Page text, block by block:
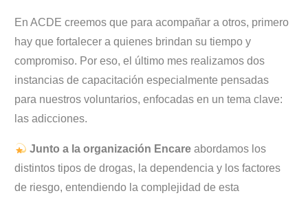
En ACDE creemos que para acompañar a otros, primero
hay que fortalecer a quienes brindan su tiempo y
compromiso. Por eso, el último mes realizamos dos
instancias de capacitación especialmente pensadas
para nuestros voluntarios, enfocadas en un tema clave:
las adicciones.
Junto a la organización Encare abordamos los
distintos tipos de drogas, la dependencia y los factores
de riesgo, entendiendo la complejidad de esta